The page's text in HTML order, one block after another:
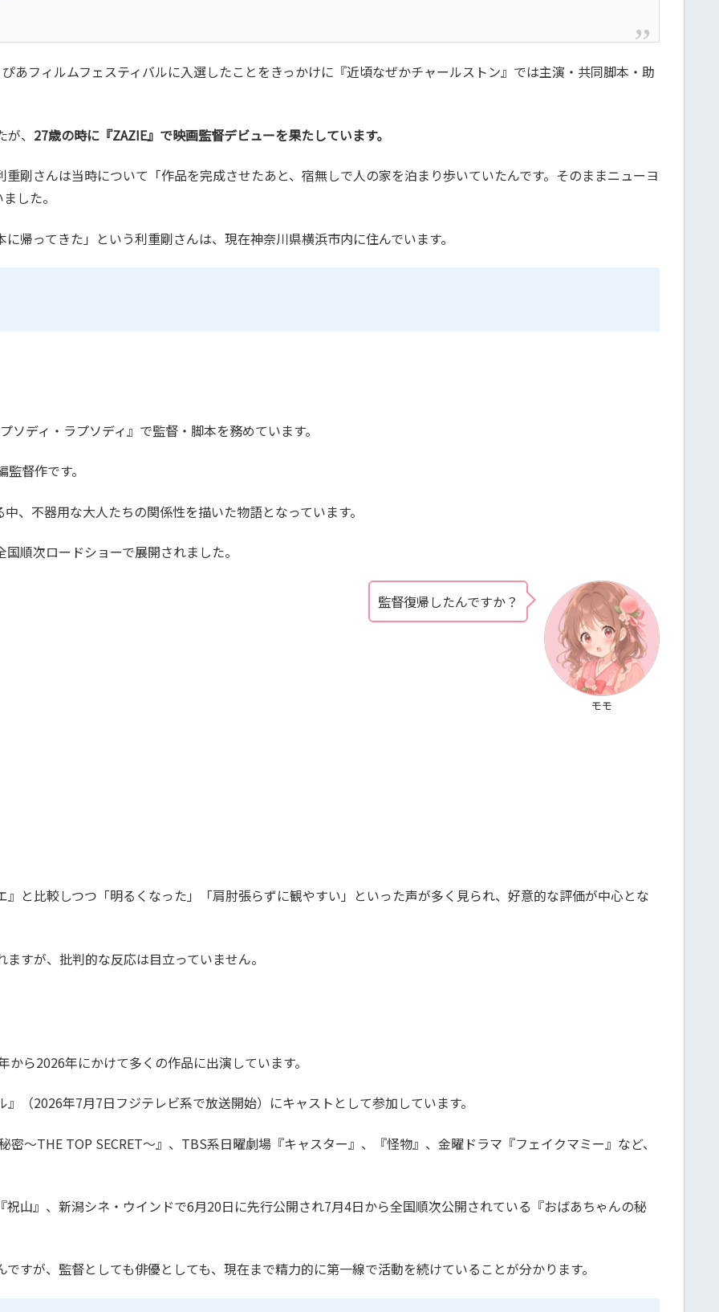
あフィルムフェスティバルに入選したことをきっかけに『近頃なぜかチャールストン』では主演・共同脚本・助
、 27歳の時に『ZAZIE』で映画監督デビューを果たしています。
剛さんは当時について「作品を完成させたあと、宿無しで人の家を泊まり歩いていたんです。そのままニューヨ
した。
帰ってきた」という利重剛さんは、現在神奈川県横浜市内に住んでいます。
ディ・ラプソディ』で監督・脚本を務めています。
督作です。
、不器用な大人たちの関係性を描いた物語となっています。
順次ロードショーで展開されました。
モモ
監督復帰したんですか？
と比較しつつ「明るくなった」「肩肘張らずに観やすい」といった声が多く見られ、好意的な評価が中心とな
すが、批判的な反応は目立っていません。
ら2026年にかけて多くの作品に出演しています。
（2026年7月7日フジテレビ系で放送開始）にキャストとして参加しています。
〜THE TOP SECRET〜』、TBS系日曜劇場『キャスター』、『怪物』、金曜ドラマ『フェイクマミー』など、
山』、新潟シネ・ウインドで6月20日に先行公開され7月4日から全国順次公開されている『おばあちゃんの秘
すが、監督としても俳優としても、現在まで精力的に第一線で活動を続けていることが分かります。